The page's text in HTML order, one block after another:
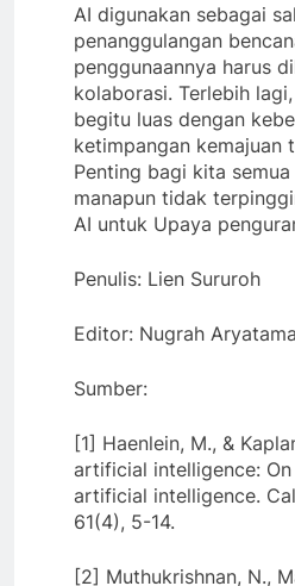
AI digunakan sebagai
penanggulangan
penggunaannya harus
kolaborasi. Terlebih
begitu luas dengan
ketimpangan
Penting bagi kita
manapun tidak
AI untuk Upaya
Penulis: Lien Sururoh
Editor: Nugrah Aryatama
Sumber:
[1] Haenlein, M., &
artificial intelligence:
artificial intelligence.
61(4), 5-14.
[2] Muthukrishnan, N.,